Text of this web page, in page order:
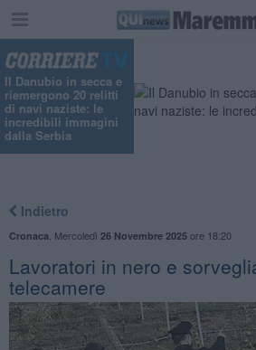
Il Danubio in secca e
riemergono 20 relitti
di navi naziste: le
incredibili immagini
dalla Serbia
Indietro
Cronaca Mercoledì 26 Novembre 2025ore 18:20
Lavoratori in nero e
telecamere